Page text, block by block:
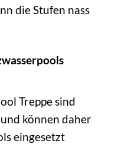
die Stufen nass
Treppe sind
können daher
eingesetzt